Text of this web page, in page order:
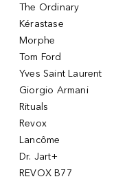
The Ordinary
Kérastase
Morphe
Tom Ford
Yves Saint Laurent
Giorgio Armani
Rituals
Revox
Lancôme
Dr. Jart+
REVOX B77